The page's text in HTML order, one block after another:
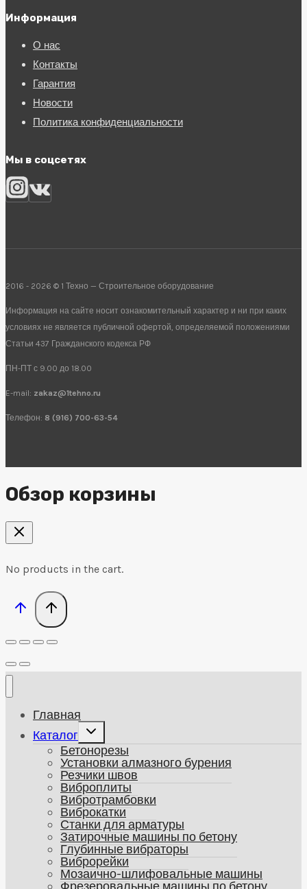
Информация
О нас
Контакты
Гарантия
Новости
Политика конфиденциальности
Мы в соцсетях
2016 - 2026 © 1 Техно — Строительное оборудование
Информация на сайте носит ознакомительный характер и ни при каких
условиях не является публичной офертой, определяемой положениями
Статьи 437 Гражданского кодекса РФ
ПН-ПТ с 9.00 до 18.00
E-mail: zakaz@1tehno.ru
Телефон: 8 (916) 700-63-54
Обзор корзины
No products in the cart.
Главная
Каталог
Развернуть
дочернее
меню
Бетонорезы
Установки алмазного бурения
Резчики швов
Виброплиты
Вибротрамбовки
Виброкатки
Станки для арматуры
Затирочные машины по бетону
Глубинные вибраторы
Виброрейки
Мозаично-шлифовальные машины